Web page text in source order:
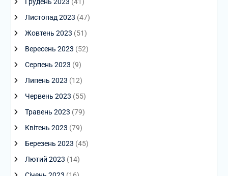
Листопад 2023 (47)
Жовтень 2023 (51)
Вересень 2023 (52)
Серпень 2023 (9)
Липень 2023 (12)
Червень 2023 (55)
Травень 2023 (79)
Квітень 2023 (79)
Березень 2023 (45)
Лютий 2023 (14)